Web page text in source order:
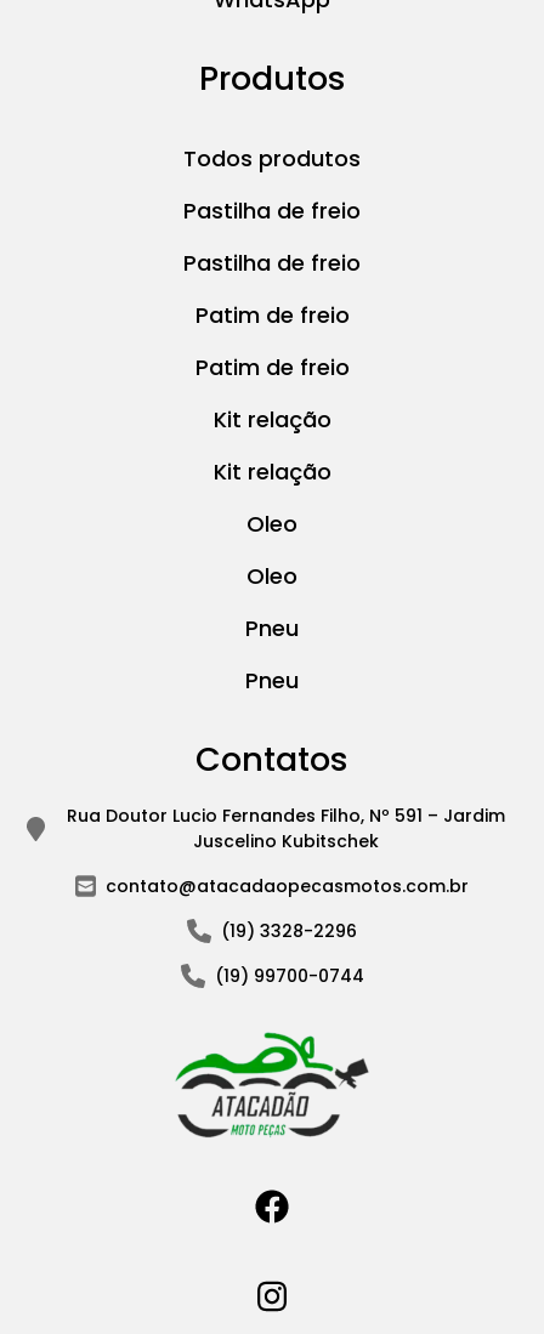
Produtos
Todos produtos
Pastilha de freio
Pastilha de freio
Patim de freio
Patim de freio
Kit relação
Kit relação
Oleo
Oleo
Pneu
Pneu
Contatos
Rua Doutor Lucio Fernandes Filho, Nº 591 – Jardim
Juscelino Kubitschek
contato@atacadaopecasmotos.com.br
(19) 3328-2296
(19) 99700-0744